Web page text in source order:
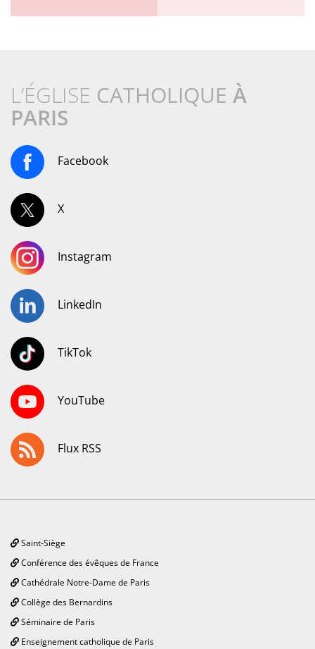
L’ÉGLISE CATHOLIQUE À
PARIS
Facebook
X
Instagram
LinkedIn
TikTok
YouTube
Flux RSS
Saint-Siège
Conférence des évêques de France
Cathédrale Notre-Dame de Paris
Collège des Bernardins
Séminaire de Paris
Enseignement catholique de Paris